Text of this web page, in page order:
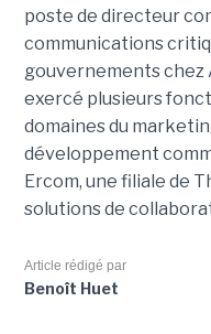
poste de directeur
communications
gouvernements chez
exercé plusieurs
domaines du
développement
Ercom, une filiale de
solutions de
Article rédigé par
Benoît Huet